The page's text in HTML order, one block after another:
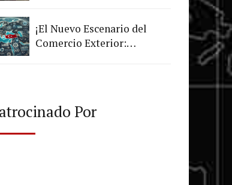
¡El Nuevo Escenario del
Comercio Exterior:
Por